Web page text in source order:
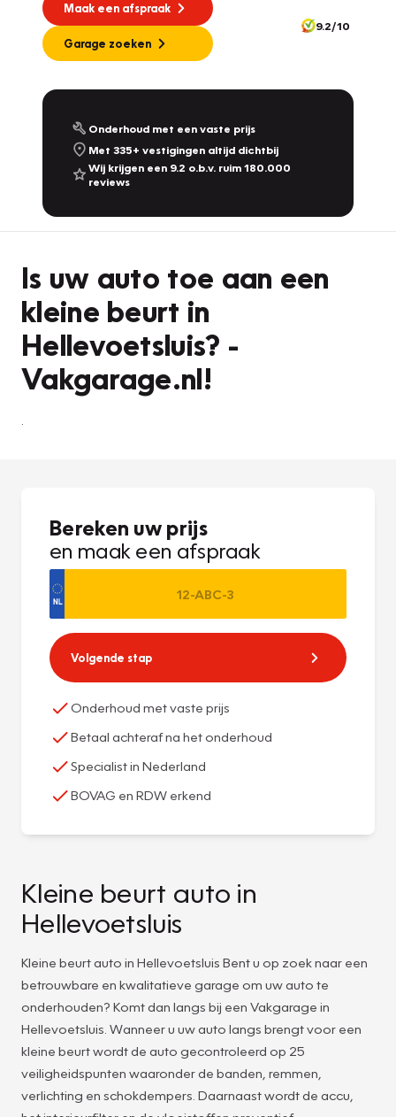
Maak een afspraak
Garage zoeken
9.2/10
Onderhoud met een vaste prijs
Met 335+ vestigingen altijd dichtbij
Wij krijgen een 9.2 o.b.v. ruim 180.000
reviews
Is uw auto toe aan een
kleine beurt in
Hellevoetsluis? -
Vakgarage.nl!
Bereken uw prijs
en maak een afspraak
Volgende stap
Onderhoud met vaste prijs
Betaal achteraf na het onderhoud
Specialist in Nederland
BOVAG en RDW erkend
Kleine beurt auto in
Hellevoetsluis
Kleine beurt auto in Hellevoetsluis Bent u op zoek naar een
betrouwbare en kwalitatieve garage om uw auto te
onderhouden? Komt dan langs bij een Vakgarage in
Hellevoetsluis. Wanneer u uw auto langs brengt voor een
kleine beurt wordt de auto gecontroleerd op 25
veiligheidspunten waaronder de banden, remmen,
verlichting en schokdempers. Daarnaast wordt de accu,